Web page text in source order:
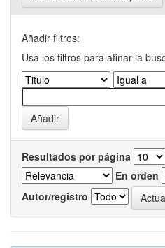
Añadir filtros:
Usa los filtros para afinar la
Resultados por página
En orden
Autor/registro